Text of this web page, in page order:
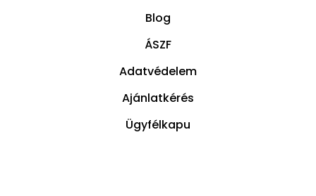
Blog
ÁSZF
Adatvédelem
Ajánlatkérés
Ügyfélkapu